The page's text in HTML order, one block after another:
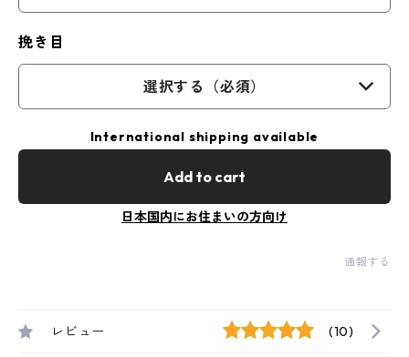
挽き目
選択する（必須）
International shipping available
Add to cart
日本国内にお住まいの方向け
通報する
レビュー (10)